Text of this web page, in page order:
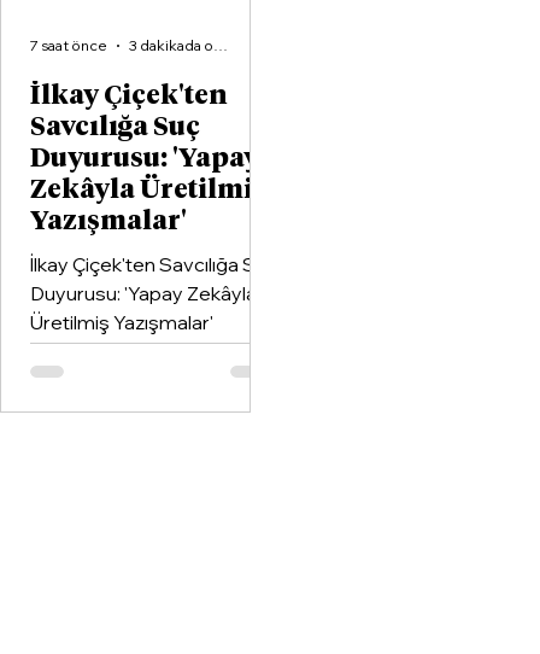
İlkay Çiçek'ten
Savcılığa Suç
Duyurusu: 'Yapay
Zekâyla Üretilmiş
Yazışmalar'
İlkay Çiçek'ten Savcılığa Suç
Duyurusu: 'Yapay Zekâyla
Üretilmiş Yazışmalar'
7 saat önce 3 dakikada okunur